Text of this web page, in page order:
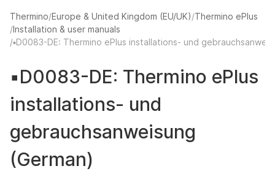
Thermino Europe & United Kingdom (EU/UK) Thermino ePlus
Installation & user manuals
▪️D0083-DE: Thermino ePlus installations- und
▪️D0083-DE: Thermino ePlus
installations- und
gebrauchsanweisung
(German)